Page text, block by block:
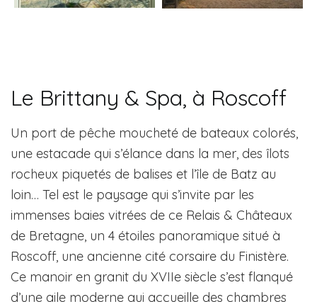
Le Brittany & Spa, à Roscoff
Un port de pêche moucheté de bateaux colorés,
une estacade qui s’élance dans la mer, des îlots
rocheux piquetés de balises et l’île de Batz au
loin… Tel est le paysage qui s’invite par les
immenses baies vitrées de ce Relais & Châteaux
de Bretagne, un 4 étoiles panoramique situé à
Roscoff, une ancienne cité corsaire du Finistère.
Ce manoir en granit du XVIIe siècle s’est flanqué
d’une aile moderne qui accueille des chambres